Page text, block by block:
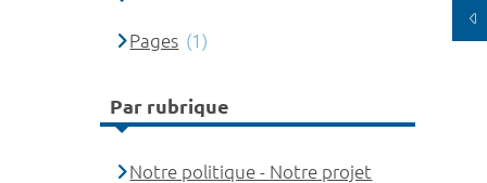
Pages (1)
Par rubrique
Notre politique - Notre projet